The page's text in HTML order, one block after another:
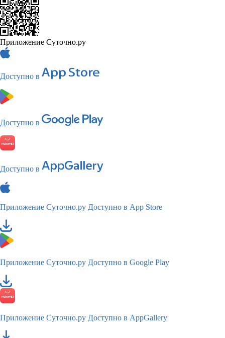
Приложение Суточно.ру
Доступно в
Доступно в
Доступно в
Приложение Суточно.ру Доступно в App Store
Приложение Суточно.ру Доступно в Google Play
Приложение Суточно.ру Доступно в AppGallery